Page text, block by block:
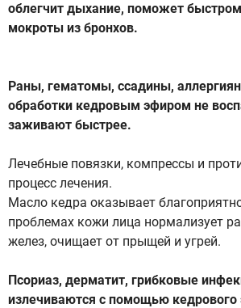
облегчит дыхание, поможет
мокроты из бронхов.
Раны, гематомы, ссадины,
обработки кедровым эфиром не
заживают быстрее.
Лечебные повязки, компрессы и
процесс лечения.
Масло кедра оказывает
проблемах кожи лица нормализует
желез, очищает от прыщей и угрей.
Псориаз, дерматит, грибковые
излечиваются с помощью